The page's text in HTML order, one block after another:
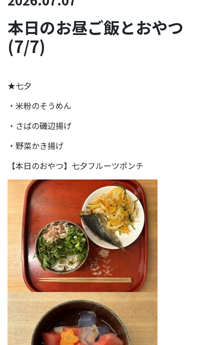
本日のお昼ご飯とおやつ
(7/7)
★七夕
・米粉のそうめん
・さばの磯辺揚げ
・野菜かき揚げ
【本日のおやつ】七夕フルーツポンチ